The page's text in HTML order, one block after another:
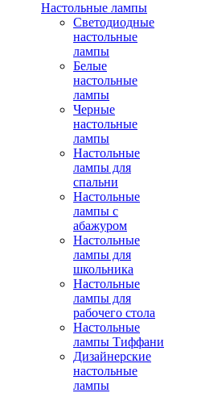
Настольные лампы
Светодиодные
настольные
лампы
Белые
настольные
лампы
Черные
настольные
лампы
Настольные
лампы для
спальни
Настольные
лампы с
абажуром
Настольные
лампы для
школьника
Настольные
лампы для
рабочего стола
Настольные
лампы Тиффани
Дизайнерские
настольные
лампы